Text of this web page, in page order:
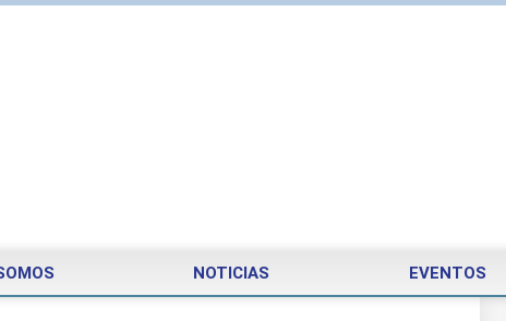
NOTICIAS EVENTOS